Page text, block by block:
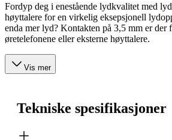
Fordyp deg i enestående lydkvalitet med
høyttalere for en virkelig eksepsjonell
enda mer lyd? Kontakten på 3,5 mm er der
øretelefonene eller eksterne høyttalere.
Vis mer
Tekniske spesifikasjoner